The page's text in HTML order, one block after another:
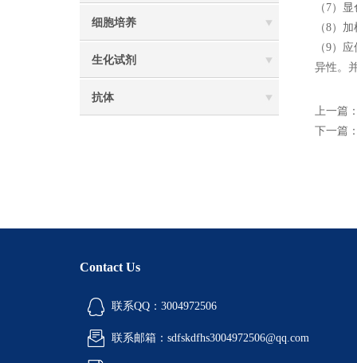
细胞培养
生化试剂
抗体
（7）
（8）
（9）
异性。
上一篇
下一篇
Contact Us
联系QQ：3004972506
联系邮箱：sdfskdfhs3004972506@qq.com